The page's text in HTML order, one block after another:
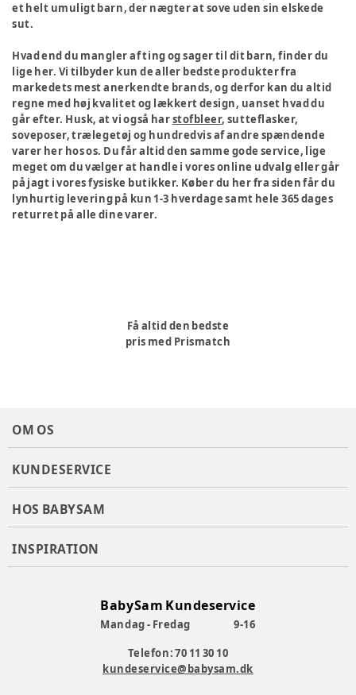
et helt umuligt barn, der nægter at sove uden sin elskede
sut.
Hvad end du mangler af ting og sager til dit barn, finder du
lige her. Vi tilbyder kun de aller bedste produkter fra
markedets mest anerkendte brands, og derfor kan du altid
regne med høj kvalitet og lækkert design, uanset hvad du
går efter. Husk, at vi også harstofbleer, sutteflasker,
soveposer, trælegetøj og hundredvis af andre spændende
varer her hos os. Du får altid den samme gode service, lige
meget om du vælger at handle i vores online udvalg eller går
på jagt i vores fysiske butikker. Køber du her fra siden får du
lynhurtig levering på kun 1-3 hverdage samt hele 365 dages
returret på alle dine varer.
Få altid den bedste
pris med Prismatch
OM OS
KUNDESERVICE
HOS BABYSAM
INSPIRATION
BabySam Kundeservice
Mandag - Fredag
9-16
Telefon: 70 11 30 10
kundeservice@babysam.dk